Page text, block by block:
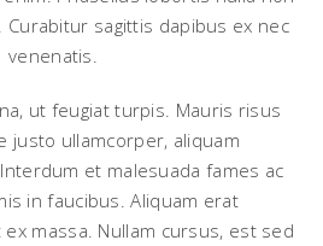
Curabitur sagittis dapibus ex nec
venenatis.
ut feugiat turpis. Mauris risus
justo ullamcorper, aliquam
et malesuada fames ac
in faucibus. Aliquam erat
massa. Nullam cursus, est sed